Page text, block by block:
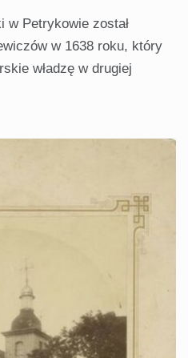
w Petrykowie został
w 1638 roku, który
władzę w drugiej